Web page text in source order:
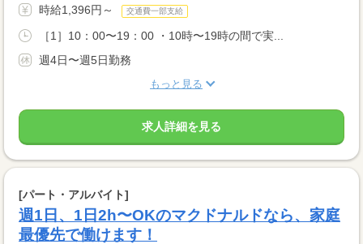
時給1,396円～ 交通費一部支給
［1］10：00〜19：00 ・10時〜19時の間で実...
週4日〜週5日勤務
もっと見る
求人詳細を見る
[パート・アルバイト]
週1日、1日2h〜OKのマクドナルドなら、家庭
最優先で働けます！